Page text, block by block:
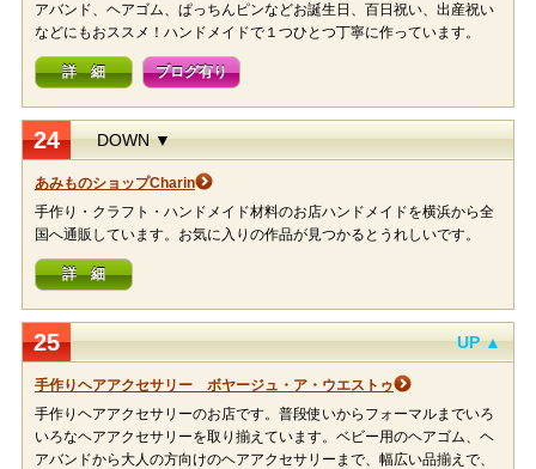
アバンド、ヘアゴム、ぱっちんピンなどお誕生日、百日祝い、出産祝い
などにもおススメ！ハンドメイドで１つひとつ丁寧に作っています。
詳 細 ブログ有り
24 DOWN ▼
あみものショップCharin
手作り・クラフト・ハンドメイド材料のお店ハンドメイドを横浜から全
国へ通販しています。お気に入りの作品が見つかるとうれしいです。
詳 細
25 UP ▲
手作りヘアアクセサリー ボヤージュ・ア・ウエストゥ
手作りヘアアクセサリーのお店です。普段使いからフォーマルまでいろ
いろなヘアアクセサリーを取り揃えています。ベビー用のヘアゴム、ヘ
アバンドから大人の方向けのヘアアクセサリーまで、幅広い品揃えで、